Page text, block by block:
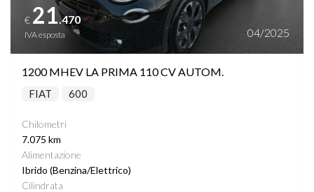
€ 21.470
IVA esposta 04/2025
1200 MHEV LA PRIMA 110 CV AUTOM.
FIAT 600
Chilometri
7.075 km
Alimentazione
Ibrido (Benzina/Elettrico)
Cilindrata